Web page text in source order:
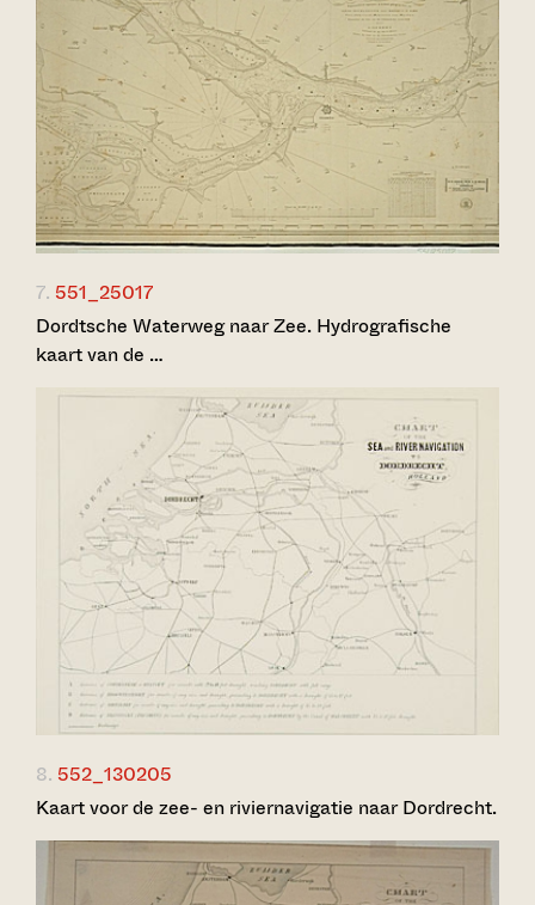
7. 551_25017
Dordtsche Waterweg naar Zee. Hydrografische
kaart van de …
8. 552_130205
Kaart voor de zee- en riviernavigatie naar Dordrecht.